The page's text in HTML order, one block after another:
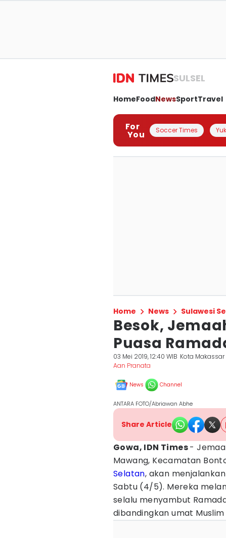
SULSEL
HomeFoodNewsSportTravel
For
You Soccer Times
Home News Sulawesi
Besok,
Puasa
03 Mei 2019, 12:40 WIB Kota Makassar
Aan Pranata
News Channel
ANTARA FOTO/Abriawan Abhe
Share Article
Gowa, IDN Times-
Mawang, Kecamatan
Selatan, akan
Sabtu (4/5). Mereka
selalu menyambut
dibandingkan umat Muslim